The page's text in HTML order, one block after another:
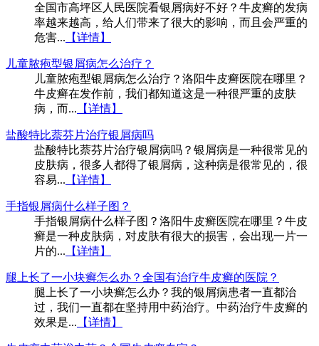
全国市高坪区人民医院看银屑病好不好？牛皮癣的发病
率越来越高，给人们带来了很大的影响，而且会严重的
危害... 【详情】
儿童脓疱型银屑病怎么治疗？
儿童脓疱型银屑病怎么治疗？洛阳牛皮癣医院在哪里？
牛皮癣在发作前，我们都知道这是一种很严重的皮肤
病，而... 【详情】
盐酸特比萘芬片治疗银屑病吗
盐酸特比萘芬片治疗银屑病吗？银屑病是一种很常见的
皮肤病，很多人都得了银屑病，这种病是很常见的，很
容易... 【详情】
手指银屑病什么样子图？
手指银屑病什么样子图？洛阳牛皮癣医院在哪里？牛皮
癣是一种皮肤病，对皮肤有很大的损害，会出现一片一
片的... 【详情】
腿上长了一小块癣怎么办？全国有治疗牛皮癣的医院？
腿上长了一小块癣怎么办？我的银屑病患者一直都治
过，我们一直都在坚持用中药治疗。中药治疗牛皮癣的
效果是... 【详情】